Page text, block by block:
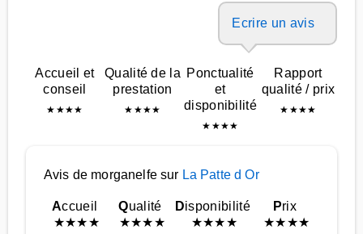
Ecrire un avis
Accueil et
conseil
★ ★★★
Qualité de la
prestation
★ ★★★
Ponctualité
et
disponibilité
★ ★★★
Rapport
qualité / prix
★ ★★★
Avis de morganelfe sur La Patte d Or
Accueil
★★★★
Qualité
★★★★
Disponibilité
★★★★
Prix
★★★★